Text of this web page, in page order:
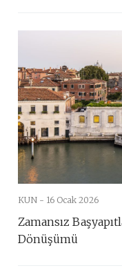
KUN - 16 Ocak 2026
Zamansız
Dönüşümü